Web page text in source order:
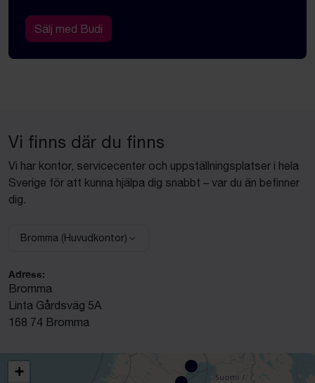
Sälj med Budi
Vi finns där du finns
Vi har kontor, servicecenter och uppställningsplatser i hela
Sverige för att kunna hjälpa dig snabbt – var du än befinner
dig.
Välj anläggning:
Bromma (Huvudkontor)
Adress:
Bromma
Linta Gårdsväg 5A
168 74 Bromma
+